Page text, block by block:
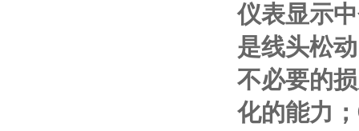
仪表显示
是线头松
不必要的
化的能力；